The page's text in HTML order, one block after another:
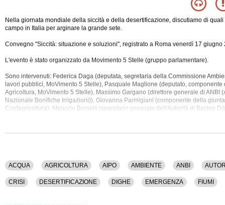
Nella giornata mondiale della siccità e della desertificazione, discutiamo di
campo in Italia per arginare la grande sete.
Convegno "Siccità: situazione e soluzioni", registrato a Roma venerdì 17 giugno
L'evento è stato organizzato da Movimento 5 Stelle (gruppo parlamentare).
Sono intervenuti: Federica Daga (deputata, segretaria della Commissione
lavori pubblici, MoVimento 5 Stelle), Pasquale Maglione (deputato,
Agricoltura, MoVimento 5 Stelle), Massimo Gargano (direttore generale di ANBI
Nazionale Bonifiche Irrigazioni)), Giovanna Parmigiani (componente della
Confagricoltura), Meuccio Berselli (segretario generale dell'Autorità di Bacino
Istituto di Ricerca sulle Acque del Consiglio Nazionale delle Ricerche)), Martina
Tecnologie AgroAlimentari Università Bologna), Ilaria Fontana (sottosegretario
della transizione ecologica, MoVimento 5 Stelle).
Sono stati discussi i seguenti argomenti: Acqua, Agricoltura, Aipo, Ambiente,
ACQUA AGRICOLTURA AIPO AMBIENTE ANBI
CRISI DESERTIFICAZIONE DIGHE EMERGENZA FIUMI